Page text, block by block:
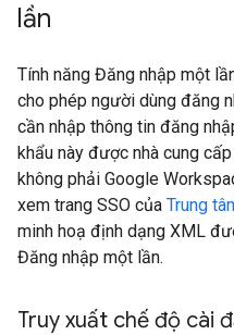
lần
Tính năng Đăng nhập một
cho phép người dùng đăng
cần nhập thông tin đăng
khẩu này được nhà cung
không phải Google
xem trang SSO của Trung
minh hoạ định dạng XML
Đăng nhập một lần.
Truy xuất chế độ cài